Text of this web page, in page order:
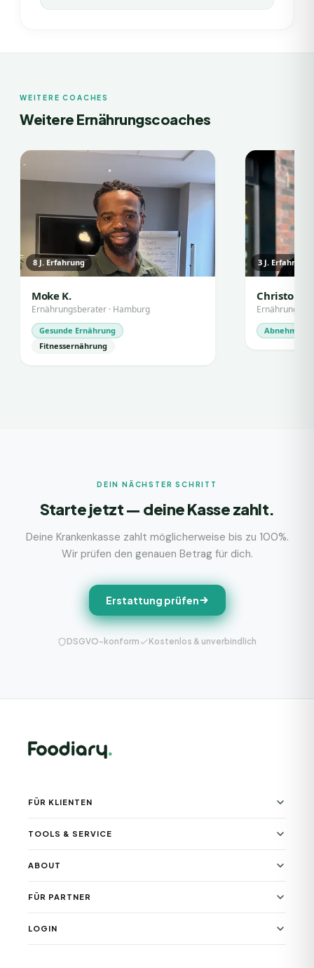
WEITERE COACHES
Weitere Ernährungscoaches
8 J. Erfahrung
Moke K.
Ernährungsberater · Hamburg
Gesunde Ernährung
Fitnessernährung
3 J. Erfahrung
Christoph
Abnehmen
DEIN NÄCHSTER SCHRITT
Starte jetzt — deine Kasse zahlt.
Deine Krankenkasse zahlt möglicherweise bis zu 100%.
Wir prüfen den genauen Betrag für dich.
Erstattung prüfen
DSGVO-konform Kostenlos & unverbindlich
FÜR KLIENTEN
TOOLS & SERVICE
ABOUT
FÜR PARTNER
LOGIN